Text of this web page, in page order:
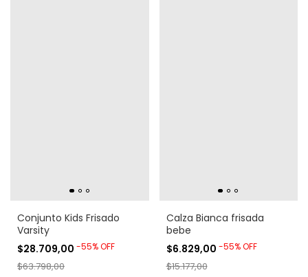
Conjunto Kids Frisado
Varsity
$28.709,00 -55%OFF
$63.798,00
Calza Bianca frisada
bebe
$6.829,00 -55%OFF
$15.177,00